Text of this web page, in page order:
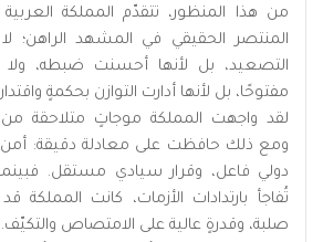
من هذا المنظور، تتقدّم المملكة
المنتصر الحقيقي في المشهد الراهن؛
التصعيد، بل لأنها أحسنت ضبطه،
مفتوحًا، بل لأنها أدارت التوازن بحكمةٍ
لقد واجهت المملكة موجاتٍ متلاحقة من
ومع ذلك حافظت على معادلة دقيقة:
دولي فاعل، وقرار سيادي مستقل.
تُفاجأ بارتدادات الأزمات، كانت المملكة
صلبة، وقدرةٍ عالية على الامتصاص والتكيّف.